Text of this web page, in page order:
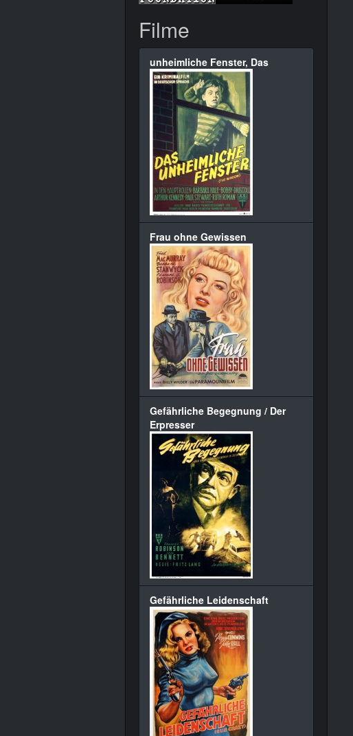
Filme
unheimliche Fenster, Das
Frau ohne Gewissen
Gefährliche Begegnung / Der
Erpresser
Gefährliche Leidenschaft